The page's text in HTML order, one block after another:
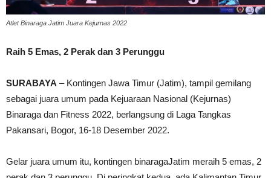
Atlet Binaraga Jatim Juara Kejurnas 2022
Raih 5 Emas, 2 Perak dan 3 Perunggu
SURABAYA – Kontingen Jawa Timur (Jatim), tampil gemilang
sebagai juara umum pada Kejuaraan Nasional (Kejurnas)
Binaraga dan Fitness 2022, berlangsung di Laga Tangkas
Pakansari, Bogor, 16-18 Desember 2022.
Gelar juara umum itu, kontingen binaragaJatim meraih 5 emas, 2